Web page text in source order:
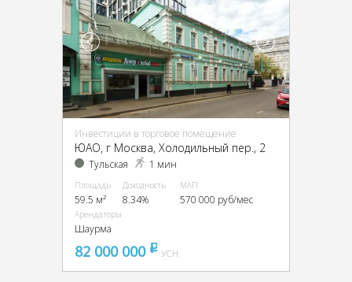
Инвестиции в торговое помещение
ЮАО, г Москва, Холодильный пер., 2
Тульская 1 мин
Площадь
59.5 м²
Доходность
8.34%
МАП
570 000 руб/мес
Арендаторы
Шаурма
82 000 000 pуб
УСН